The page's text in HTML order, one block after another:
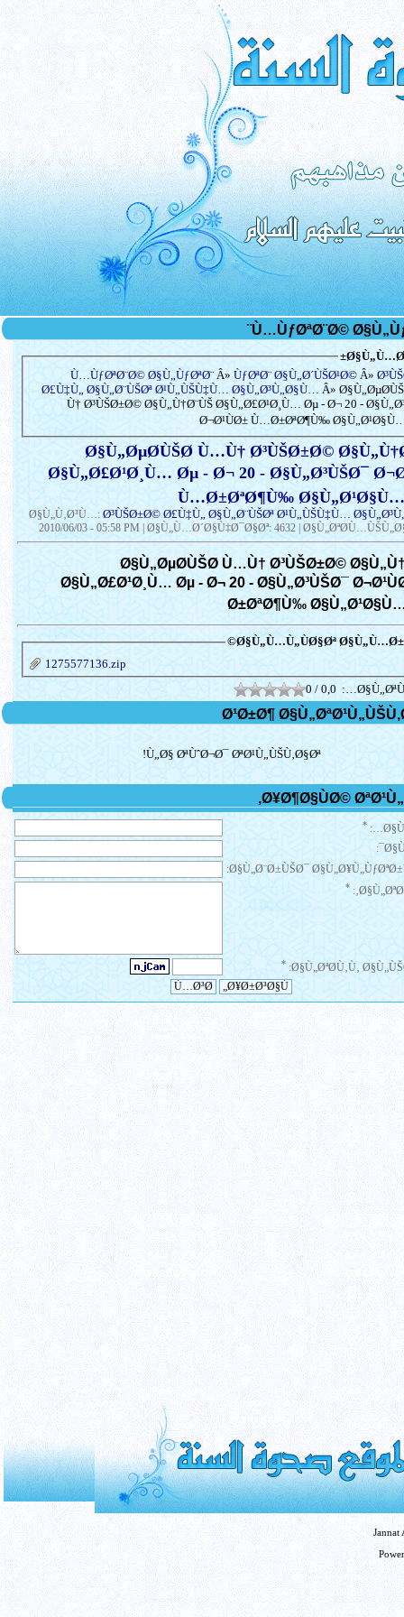
Ù…ÙƒØªØ¨Ø© Ø§Ù„ÙƒØªØ¨ Â» ÙƒØªØ¨ Ø§Ù„Ø´ÙŠØ¹Ø©Â»
Ø£Ù‡Ù„ Ø§Ù„Ø¨ÙŠØª Ø¹Ù„ÙŠÙ‡Ù… Ø§Ù„Ø³Ù„Ø§Ù… Â»
Ù† Ø³ÙŠØ±Ø© Ø§Ù„Ù†Ø¨ÙŠ Ø§Ù„Ø£Ø¹Ø¸Ù… Øµ - Ø¬ 20 -
Ø¬Ø¹ÙØ± Ù…Ø±ØªØ¶Ù‰
Ø§Ù„ØµØ­ÙŠØ­ Ù…Ù† Ø³ÙŠØ±Ø©
Ø§Ù„Ø£Ø¹Ø¸Ù… Øµ - Ø¬ 20 - Ø§Ù„Ø³ÙŠØ¯
Ù…Ø±ØªØ¶Ù‰
Ø§Ù„Ù‚Ø³Ù…: Ø³ÙŠØ±Ø© Ø£Ù‡Ù„ Ø§Ù„Ø¨ÙŠØª Ø¹Ù„ÙŠÙ‡Ù…
2010/06/03 - 05:58 PM | Ø§Ù„Ù…Ø´Ø§Ù‡Ø¯Ø§Øª: 4632 |
Ø§Ù„ØµØ­ÙŠØ­ Ù…Ù† Ø³ÙŠØ±Ø©
Ø§Ù„Ø£Ø¹Ø¸Ù… Øµ - Ø¬ 20 - Ø§Ù„Ø³ÙŠØ¯
Ø±ØªØ¶Ù‰
Ø§Ù„Ù…Ù„ÙØ§Øª
1275577136.zip
0 / 0,0
Ù„Ø§ ØªÙˆØ¬Ø¯ ØªØ¹Ù„ÙŠÙ‚Ø§Øª!
*
Ø§Ù„Ø¨Ø±ÙŠØ¯
*
Ø§Ù„ØªØ­Ù‚Ù‚
*
Jannat